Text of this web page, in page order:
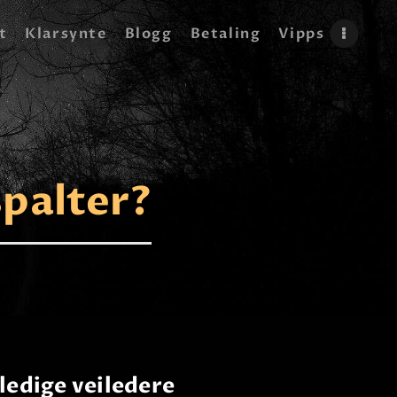
Klarsynte Blogg Betaling Vipps
veiledere